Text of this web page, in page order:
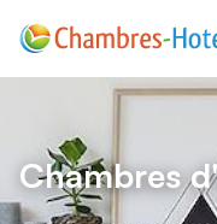
Chambres